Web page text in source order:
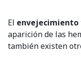
El envejecimiento
aparición de las
también existen